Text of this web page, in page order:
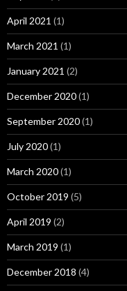
April 2021 (1)
March 2021 (1)
January 2021 (2)
December 2020(1)
September 2020(1)
July 2020(1)
March 2020(1)
October 2019 (5)
April 2019 (2)
March 2019 (1)
December 2018 (4)